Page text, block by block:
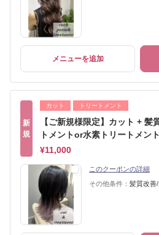
メニューを追加
新
規
カット トリートメント
【ご新規様限定】カット + 髪
トメントor水素トリートメント
¥11,000
このクーポンの詳細
その他条件： 髪質改善